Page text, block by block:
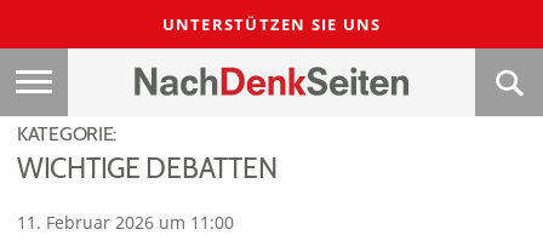
UNTERSTÜTZEN SIE UNS
KATEGORIE:
WICHTIGE DEBATTEN
11. Februar 2026 um 11:00